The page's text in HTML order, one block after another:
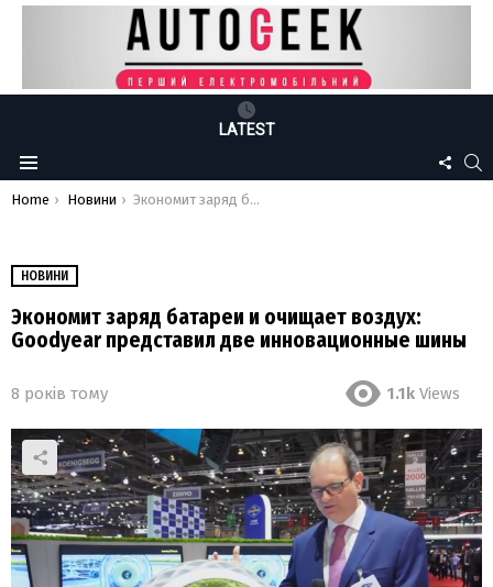
LATEST
Menu
US
You are here:
Home Новини Экономит заряд батареи и очищает воздух: Goodyear представил две инновационные шины
НОВИНИ
Экономит заряд батареи и очищает воздух:
Goodyear представил две инновационные шины
8 років тому 1.1k Views